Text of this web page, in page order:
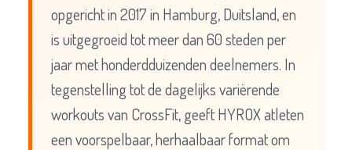
opgericht in 2017 in Hamburg, Duitsland, en
is uitgegroeid tot meer dan 60 steden per
jaar met honderdduizenden deelnemers. In
tegenstelling tot de dagelijks variërende
workouts van CrossFit, geeft HYROX atleten
een voorspelbaar, herhaalbaar format om